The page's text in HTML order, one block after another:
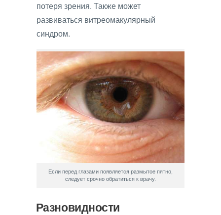
потеря зрения. Также может
развиваться витреомакулярный
синдром.
Если перед глазами появляется размытое пятно,
следует срочно обратиться к врачу.
Разновидности